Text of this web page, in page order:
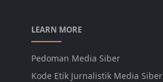
LEARN MORE
Pedoman Media Siber
Kode Etik Jurnalistik Media Siber